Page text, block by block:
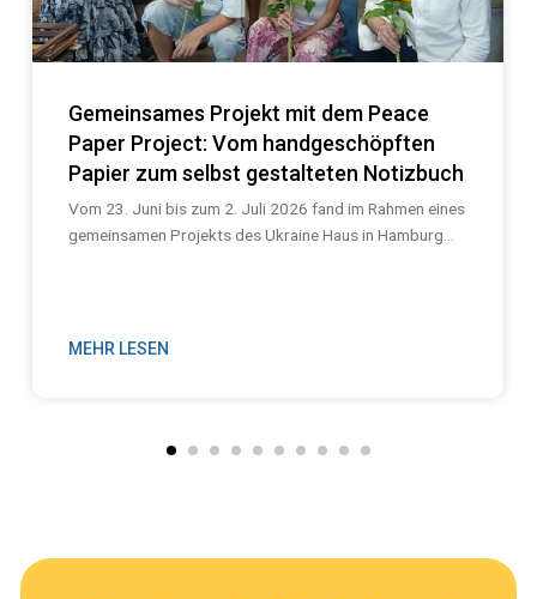
Gemeinsames Projekt mit dem Peace
Paper Project: Vom handgeschöpften
Papier zum selbst gestalteten Notizbuch
Vom 23. Juni bis zum 2. Juli 2026 fand im Rahmen eines
gemeinsamen Projekts des Ukraine Haus in Hamburg...
MEHR LESEN